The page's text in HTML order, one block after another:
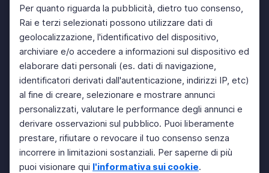
Per quanto riguarda la pubblicità, dietro tuo consenso,
Rai e terzi selezionati possono utilizzare dati di
geolocalizzazione, l'identificativo del dispositivo,
archiviare e/o accedere a informazioni sul dispositivo ed
elaborare dati personali (es. dati di navigazione,
identificatori derivati dall'autenticazione, indirizzi IP, etc)
al fine di creare, selezionare e mostrare annunci
personalizzati, valutare le performance degli annunci e
derivare osservazioni sul pubblico. Puoi liberamente
prestare, rifiutare o revocare il tuo consenso senza
incorrere in limitazioni sostanziali. Per saperne di più
puoi visionare qui l'informativa sui cookie.